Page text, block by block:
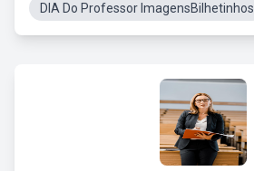
DIA Do Professor ImagensBilhetinhos